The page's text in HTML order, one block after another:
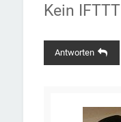
Kein
Antworten